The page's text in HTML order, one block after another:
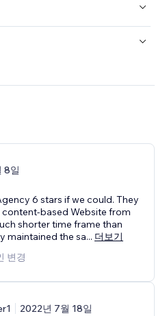
8일
6 stars if we could. They
based Website from
shorter time frame than
maintained the sa... 더보기
변경
2022년 7월 18일